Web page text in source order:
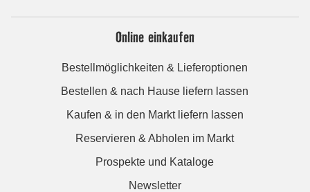
Online einkaufen
Bestellmöglichkeiten & Lieferoptionen
Bestellen & nach Hause liefern lassen
Kaufen & in den Markt liefern lassen
Reservieren & Abholen im Markt
Prospekte und Kataloge
Newsletter